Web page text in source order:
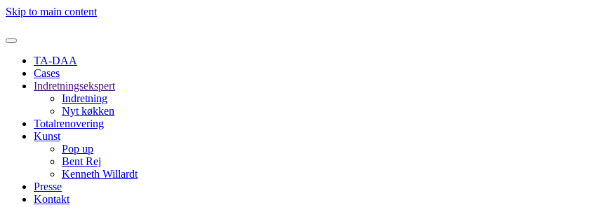
Skip to main content
TA-DAA
Cases
Indretningsekspert
Indretning
Nyt køkken
Totalrenovering
Kunst
Pop up
Bent Rej
Kenneth Willardt
Presse
Kontakt